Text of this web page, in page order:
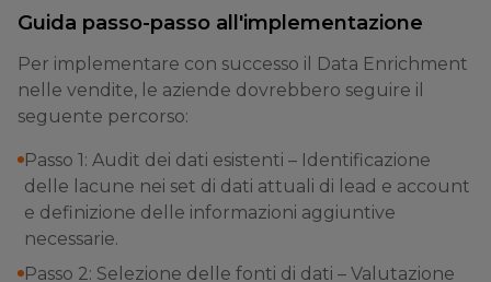
Guida passo-passo all'implementazione
Per implementare con successo il Data Enrichment
nelle vendite, le aziende dovrebbero seguire il
seguente percorso:
Passo 1: Audit dei dati esistenti – Identificazione
delle lacune nei set di dati attuali di lead e account
e definizione delle informazioni aggiuntive
necessarie.
Passo 2: Selezione delle fonti di dati – Valutazione